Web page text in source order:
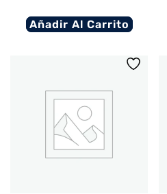
Añadir Al Carrito